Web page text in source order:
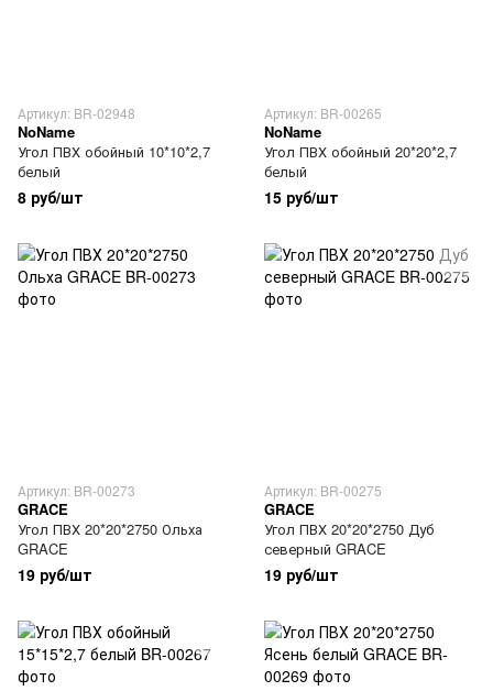
Артикул: BR-02948
NoName
Угол ПВХ обойный 10*10*2,7
белый
8 руб/шт
Артикул: BR-00265
NoName
Угол ПВХ обойный 20*20*2,7
белый
15 руб/шт
Артикул: BR-00273
GRACE
Угол ПВХ 20*20*2750 Ольха
GRACE
19 руб/шт
Артикул: BR-00275
GRACE
Угол ПВХ 20*20*2750 Дуб
северный GRACE
19 руб/шт